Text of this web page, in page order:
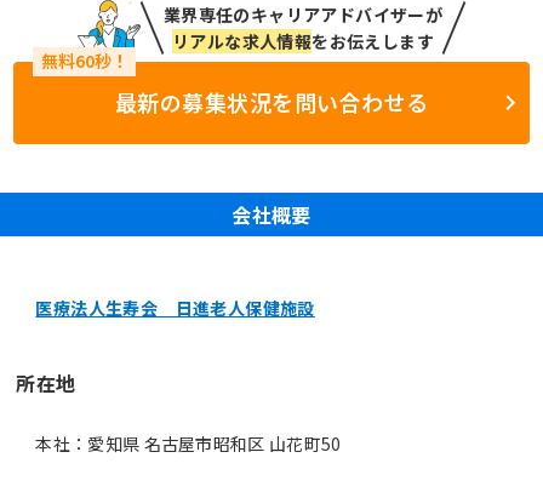
業界専任のキャリアアドバイザーが
リアルな求人情報をお伝えします
最新の募集状況を問い合わせる
会社概要
医療法人生寿会 日進老人保健施設
所在地
本社：愛知県 名古屋市昭和区 山花町50